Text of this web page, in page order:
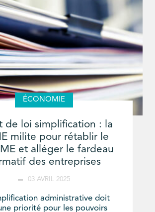
ÉCONOMIE
de loi simplification : la
milite pour rétablir le
et alléger le fardeau
des entreprises
03 AVRIL 2025
administrative doit
priorité pour les pouvoirs